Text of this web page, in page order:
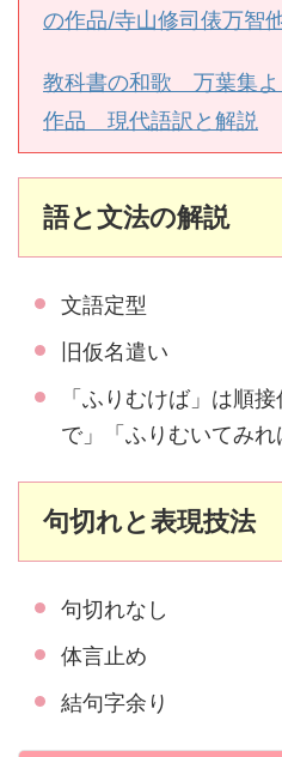
の作品/寺山修司俵万智
教科書の和歌 万葉集よ
作品 現代語訳と解説
語と文法の解説
文語定型
旧仮名遣い
「ふりむけば」は順
で」「ふりむいてみ
句切れと表現技法
句切れなし
体言止め
結句字余り